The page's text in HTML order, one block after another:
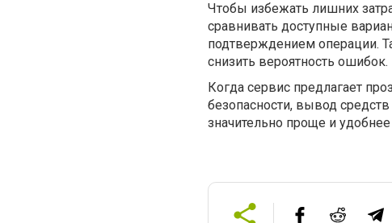
Чтобы избежать лишних
сравнивать доступные
подтверждением операции.
снизить вероятность ошибок.
Когда сервис предлагает
безопасности, вывод
значительно проще и